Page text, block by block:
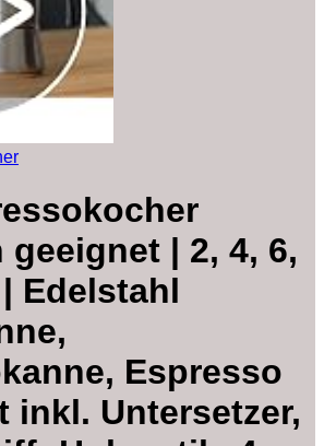
| 2, 4, 6,
Edelstahl
Espresso
inkl. Untersetzer,